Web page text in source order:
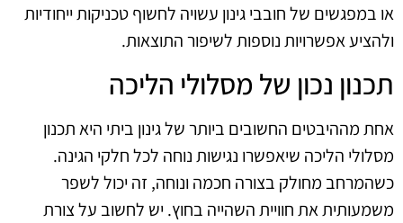
או במפגשים של חובבי גינון עשויה לחשוף טכניקות ייחודיות
ולהציע אפשרויות נוספות לשיפור התוצאות.
תכנון נכון של מסלולי הליכה
אחת מההיבטים החשובים ביותר של גינון ביתי היא תכנון
מסלולי הליכה שיאפשרו נגישות נוחה לכל חלקי הגינה.
כשהמרחב מחולק בצורה חכמה ונוחה, זה יכול לשפר
משמעותית את חוויית השהייה בחוץ. יש לחשוב על צורת